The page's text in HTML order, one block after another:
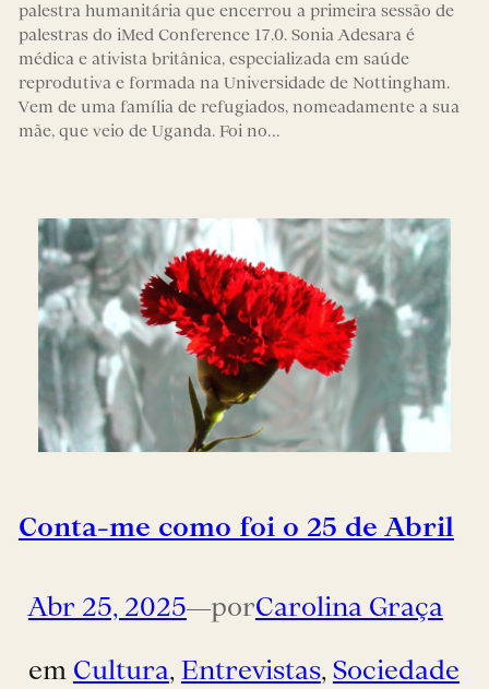
palestra humanitária que encerrou a primeira sessão de
palestras do iMed Conference 17.0. Sonia Adesara é
médica e ativista britânica, especializada em saúde
reprodutiva e formada na Universidade de Nottingham.
Vem de uma família de refugiados, nomeadamente a sua
mãe, que veio de Uganda. Foi no…
Conta-me como foi o 25 de Abril
Abr 25, 2025—porCarolina Graça
em Cultura, Entrevistas, Sociedade